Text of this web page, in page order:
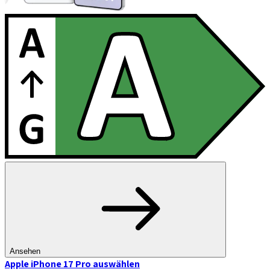
Ansehen
Apple iPhone 17 Pro auswählen